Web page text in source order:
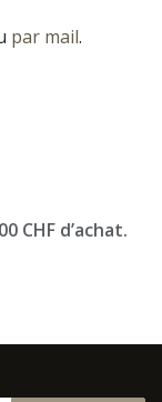
par mail.
CHF d’achat.